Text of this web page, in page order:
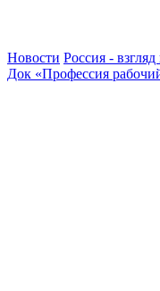
Новости Россия -
Док «Профессия